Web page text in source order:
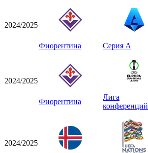
2024/2025
Фиорентина Серия А
2024/2025
Фиорентина
Лига
конференций
2024/2025